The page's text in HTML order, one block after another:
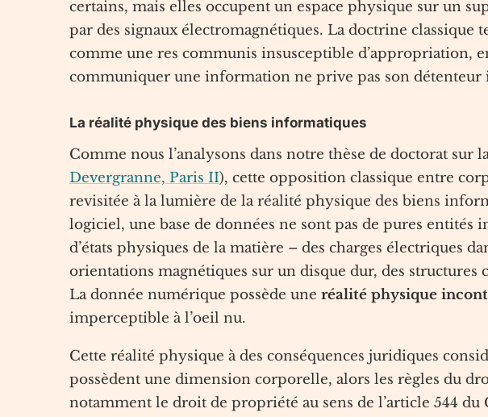
certains, mais elles occupent un espace physique sur un
par des signaux électromagnétiques. La doctrine classique
comme une res communis insusceptible d’appropriation,
communiquer une information ne prive pas son
La réalité physique des biens informatiques
Comme nous l’analysons dans notre thèse de doctorat
Devergranne, Paris II), cette opposition classique entre
revisitée à la lumière de la réalité physique des biens
logiciel, une base de données ne sont pas de pures entités
d’états physiques de la matière – des charges électriques
orientations magnétiques sur un disque dur, des
La donnée numérique possède une réalité physique
imperceptible à l’oeil nu.
Cette réalité physique à des conséquences juridiques
possèdent une dimension corporelle, alors les règles du
notamment le droit de propriété au sens de l’article 544